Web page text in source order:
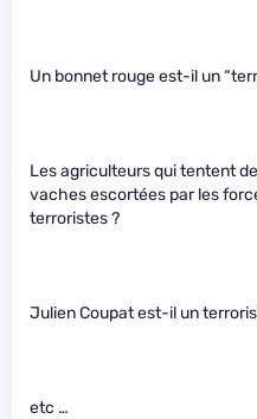
Un bonnet rouge est-il un
Les agriculteurs qui tentent
vaches escortées par les
terroristes ?
Julien Coupat est-il un
etc …